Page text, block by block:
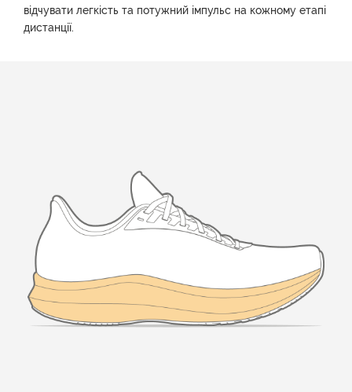
відчувати легкість та потужний імпульс на кожному етапі
дистанції.